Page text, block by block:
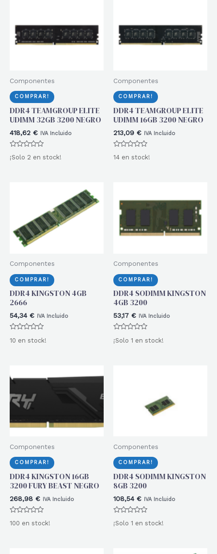
Componentes
COMPRAR!
DDR4 TEAMGROUP ELITE
UDIMM 32GB 3200 NEGRO
418,62 € IVA Incluido
Valorado
con
¡Solo 2 en stock!
Componentes
COMPRAR!
DDR4 TEAMGROUP ELITE
UDIMM 16GB 3200 NEGRO
213,09 € IVA Incluido
con
14 en stock!
Componentes
COMPRAR!
DDR4 KINGSTON 4GB
2666
54,34 € IVA Incluido
con
10 en stock!
Componentes
COMPRAR!
DDR4 SODIMM KINGSTON
4GB 3200
53,17 € IVA Incluido
con
¡Solo 1 en stock!
Componentes
COMPRAR!
DDR4 KINGSTON 16GB
3200 FURY BEAST NEGRO
268,98 € IVA Incluido
con
100 en stock!
Componentes
COMPRAR!
DDR4 SODIMM KINGSTON
8GB 3200
108,54 € IVA Incluido
Valorado
con
¡Solo 1 en stock!